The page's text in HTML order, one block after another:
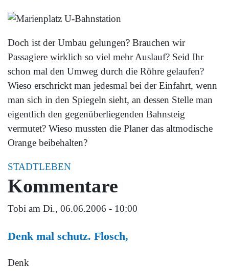
Doch ist der Umbau gelungen? Brauchen wir
Passagiere wirklich so viel mehr Auslauf? Seid Ihr
schon mal den Umweg durch die Röhre gelaufen?
Wieso erschrickt man jedesmal bei der Einfahrt, wenn
man sich in den Spiegeln sieht, an dessen Stelle man
eigentlich den gegenüberliegenden Bahnsteig
vermutet? Wieso mussten die Planer das altmodische
Orange beibehalten?
STADTLEBEN
Kommentare
Tobi am Di., 06.06.2006 - 10:00
Denk mal schutz. Flosch,
Denk